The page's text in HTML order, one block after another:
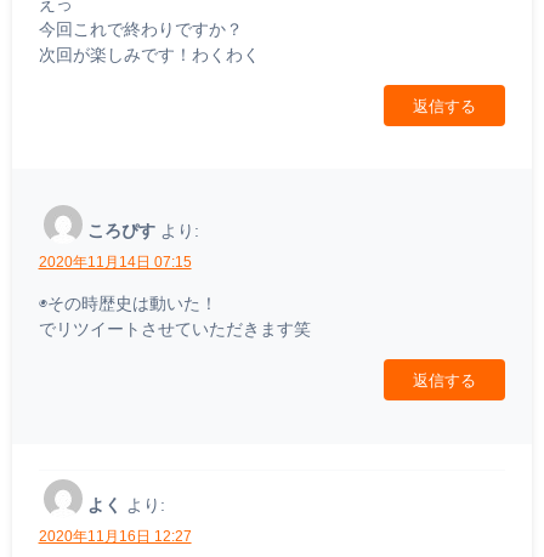
今回これで終わりですか？
次回が楽しみです！わくわく
返信する
ころぴす より:
2020年11月14日 07:15
◉その時歴史は動いた！
でリツイートさせていただきます笑
返信する
よく より:
2020年11月16日 12:27